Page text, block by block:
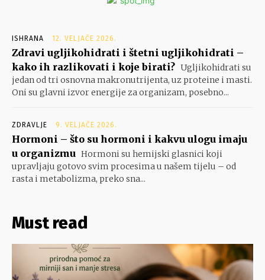
ISHRANA 12. VELJAČE 2026.
Zdravi ugljikohidrati i štetni ugljikohidrati –
kako ih razlikovati i koje birati? Ugljikohidrati su
jedan od tri osnovna makronutrijenta, uz proteine i masti.
Oni su glavni izvor energije za organizam, posebno...
ZDRAVLJE 9. VELJAČE 2026.
Hormoni – što su hormoni i kakvu ulogu imaju
u organizmu Hormoni su hemijski glasnici koji
upravljaju gotovo svim procesima u našem tijelu – od
rasta i metabolizma, preko sna...
Must read